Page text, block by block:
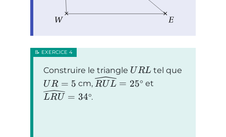
Construire le triangle URL tel que
U R = 5 cm, RU L = 25° et
LRU = 34°.